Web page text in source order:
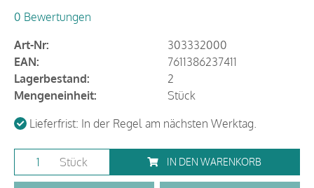
0 Bewertungen
Art-Nr:
303332000
EAN:
7611386237411
Lagerbestand:
2
Mengeneinheit:
Stück
Lieferfrist: In der Regel am nächsten Werktag.
Stück IN DEN WARENKORB